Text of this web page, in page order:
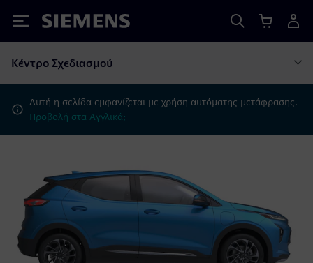
Siemens
Κέντρο Σχεδιασμού
Αυτή η σελίδα εμφανίζεται με χρήση αυτόματης μετάφρασης.
Προβολή στα Αγγλικά;